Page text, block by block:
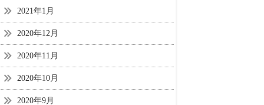
2021年1月
2020年12月
2020年11月
2020年10月
2020年9月